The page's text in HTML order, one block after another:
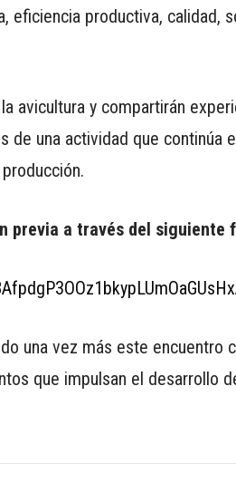
eficiencia productiva, calidad,
avicultura y compartirán
una actividad que continúa
previa a través del siguiente
una vez más este encuentro
que impulsan el desarrollo